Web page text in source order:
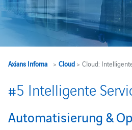
Axians Infoma> Cloud> Cloud:
#5 Intelligente
Automatisierung &